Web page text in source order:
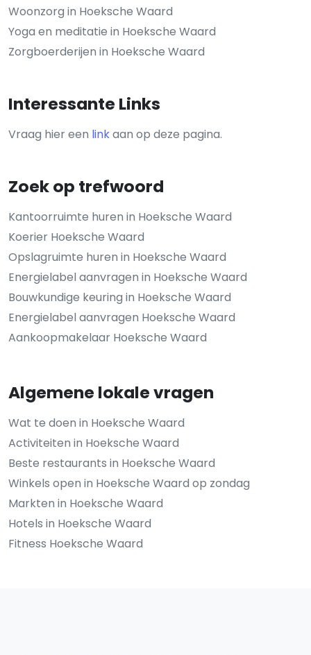
Woonzorg in Hoeksche Waard
Yoga en meditatie in Hoeksche Waard
Zorgboerderijen in Hoeksche Waard
Interessante Links
Vraag hier een linkaan op deze pagina.
Zoek op trefwoord
Kantoorruimte huren in Hoeksche Waard
Koerier Hoeksche Waard
Opslagruimte huren in Hoeksche Waard
Energielabel aanvragen in Hoeksche Waard
Bouwkundige keuring in Hoeksche Waard
Energielabel aanvragen Hoeksche Waard
Aankoopmakelaar Hoeksche Waard
Algemene lokale vragen
Wat te doen in Hoeksche Waard
Activiteiten in Hoeksche Waard
Beste restaurants in Hoeksche Waard
Winkels open in Hoeksche Waard op zondag
Markten in Hoeksche Waard
Hotels in Hoeksche Waard
Fitness Hoeksche Waard